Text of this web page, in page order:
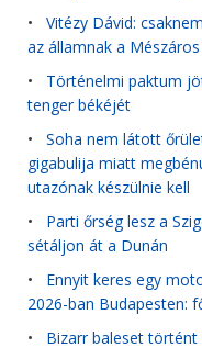
• Vitézy Dávid:
az államnak a
• Történelmi paktum
tenger békéjét
• Soha nem látott
gigabulija miatt
utazónak készülnie kell
• Parti őrség lesz a
sétáljon át a Dunán
• Ennyit keres egy
2026-ban Budapesten:
• Bizarr baleset